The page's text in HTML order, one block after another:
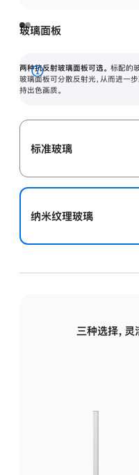
玻璃面板
两种抗反射玻璃面板可选。 标配的
玻璃面板可分散反射光，从而进一
持出色画质。
展
开
标准玻璃
纳米纹理玻璃
三种选择，灵